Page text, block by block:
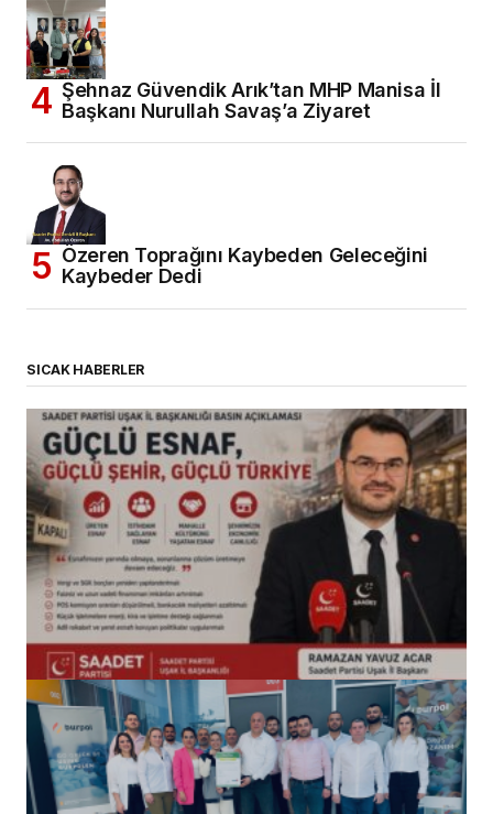
Şehnaz Güvendik Arık’tan MHP Manisa İl
Başkanı Nurullah Savaş’a Ziyaret
Özeren Toprağını Kaybeden Geleceğini
Kaybeder Dedi
SICAK HABERLER
(başlıksız)
Alaattin Karahan tarafından 14/07/2026